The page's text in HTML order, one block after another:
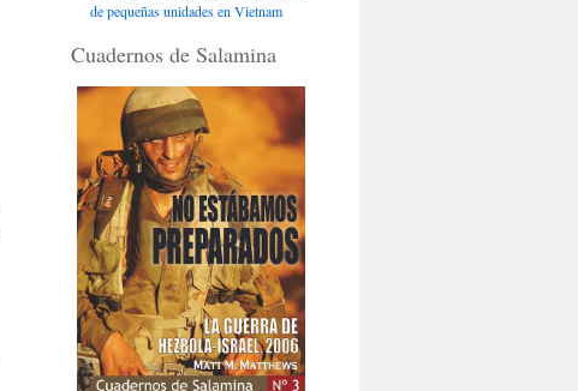
de pequeñas unidades en Vietnam
Cuadernos de Salamina